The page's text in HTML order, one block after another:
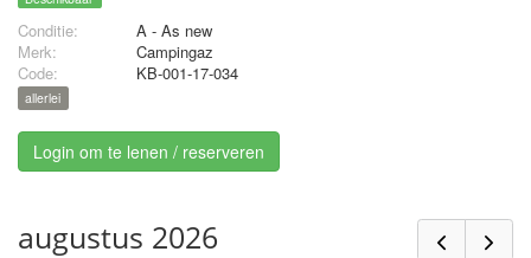
Conditie:
A - As new
Merk:
Campingaz
Code:
KB-001-17-034
allerlei
Login om te lenen / reserveren
augustus 2026